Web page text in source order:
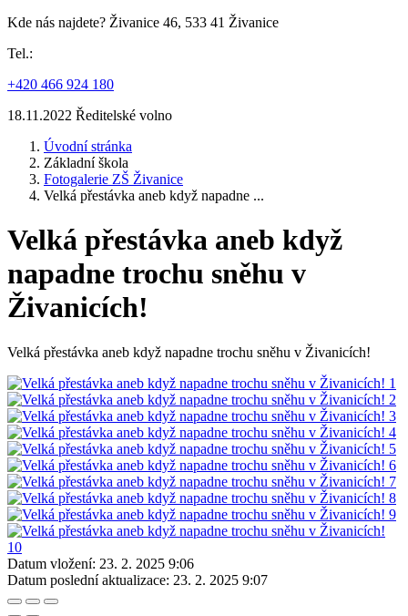
Kde nás najdete? Živanice 46, 533 41 Živanice
Tel.:
+420 466 924 180
18.11.2022 Ředitelské volno
Úvodní stránka
Základní škola
Fotogalerie ZŠ Živanice
Velká přestávka aneb když napadne ...
Velká přestávka aneb když
napadne trochu sněhu v
Živanicích!
Velká přestávka aneb když napadne trochu sněhu v Živanicích!
Datum vložení: 23. 2. 2025 9:06
Datum poslední aktualizace: 23. 2. 2025 9:07